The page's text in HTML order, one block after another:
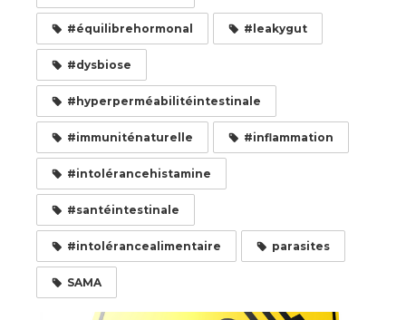
#équilibrehormonal #leakygut
#dysbiose
#hyperperméabilitéintestinale
#immuniténaturelle #inflammation
#intolérancehistamine
#santéintestinale
#intolérancealimentaire parasites
SAMA